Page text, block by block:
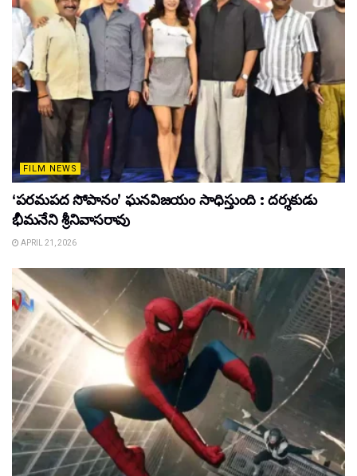
FILM NEWS
‘పరమపద సోపానం’ ఘనవిజయం సాధిస్తుంది : దర్శకుడు
భీమనేని శ్రీనివాసరావు
APRIL 21, 2026